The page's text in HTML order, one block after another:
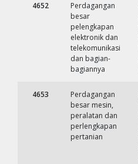
4652
Perdagangan
besar
pelengkapan
elektronik dan
telekomunikasi
dan bagian-
bagiannya
4653
Perdagangan
besar mesin,
peralatan dan
perlengkapan
pertanian